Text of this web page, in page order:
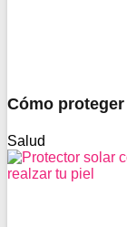
Cómo
Salud